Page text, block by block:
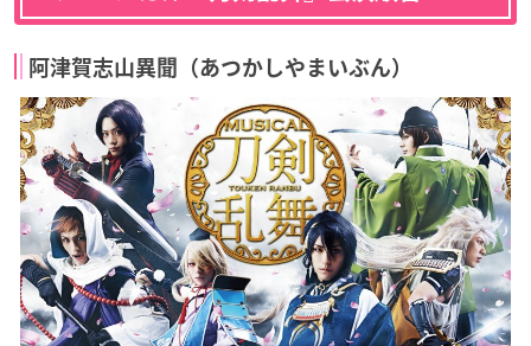
阿津賀志山異聞（あつかしやまいぶん）